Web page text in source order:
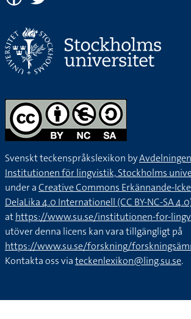
Svenskt teckenspråkslexikon by
Institutionen för lingvistik, Stockholms
under aCreative Commons Erkännande-
DelaLika 4.0 Internationell (CC BY-NC-SA
athttps://www.su.se/institutionen-for-
utöver denna licens kan vara tillgängligt på
https://www.su.se/forskning/
Kontakta oss viateckenlexikon@ling.su.se.